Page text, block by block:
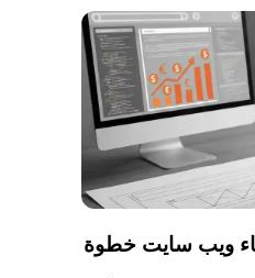
أنا شخص يستمتع
ويب سايت خطوة